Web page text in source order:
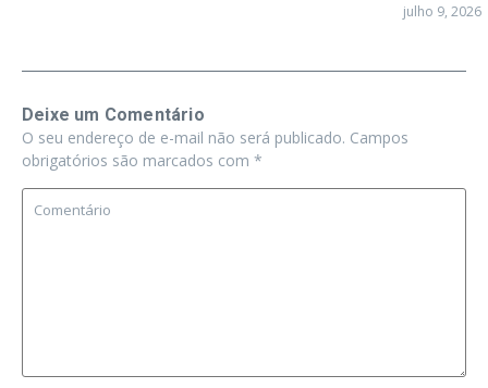
julho 9, 2026
Deixe um Comentário
O seu endereço de e-mail não será publicado. Campos
obrigatórios são marcados com *